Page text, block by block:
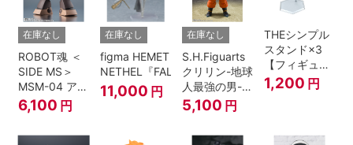
在庫なし
ROBOT魂 ＜
SIDE MS＞
MSM-04 アッ
ガイ ver.
A.N.I.M.E.
6,100 円
在庫なし
figma HEMET
NETHEL『FALSLANDER』
11,000 円
在庫なし
S.H.Figuarts
クリリン-地球
人最強の男-
『ドラゴンボ
ールＺ』
5,100 円
THEシンプル
スタンド×3
【フィギュア
＆模型用】
〈HEX〉タイ
1,200 円